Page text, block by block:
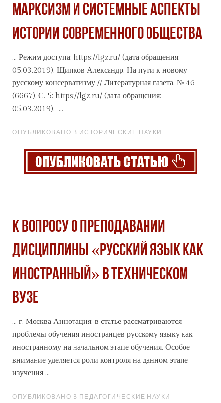
МАРКСИЗМ И СИСТЕМНЫЕ АСПЕКТЫ
ИСТОРИИ СОВРЕМЕННОГО ОБЩЕСТВА
... Режим доступа: https://lgz.ru/ (дата обращения:
05.03.2019). Щипков Александр. На пути к новому
русскому консерватизму // Литературная газета. № 46
(6667). С. 5: https://lgz.ru/ (дата обращения:
05.03.2019). ...
ОПУБЛИКОВАНО В ИСТОРИЧЕСКИЕ НАУКИ
К ВОПРОСУ О ПРЕПОДАВАНИИ
ДИСЦИПЛИНЫ «РУССКИЙ ЯЗЫК КАК
ИНОСТРАННЫЙ» В ТЕХНИЧЕСКОМ
ВУЗЕ
... г. Москва Аннотация: в статье рассматриваются
проблемы обучения иностранцев русскому языку как
иностранному на начальном этапе обучения. Особое
внимание уделяется роли контроля на данном этапе
изучения ...
ОПУБЛИКОВАНО В ПЕДАГОГИЧЕСКИЕ НАУКИ